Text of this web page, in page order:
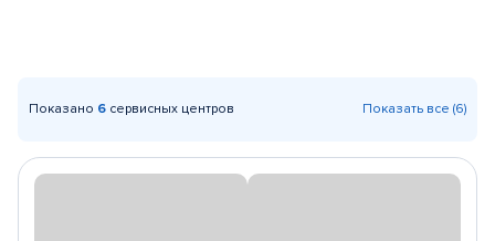
Показано 6 сервисных центров Показать все (6)